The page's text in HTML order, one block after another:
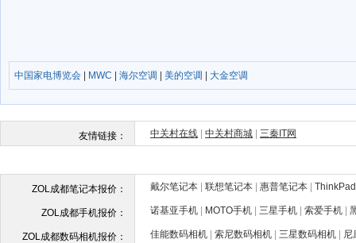
中国家电博览会 MWC 海尔空调 美的空调 大金空调
ZOL成都笔记本报价： 戴尔笔记本 联想笔记本 惠普笔记本
ZOL成都手机报价： 诺基亚手机 MOTO手机 三星手机 索爱手机
ZOL成都数码相机报价： 佳能数码相机 索尼数码相机 三星数码相机 尼